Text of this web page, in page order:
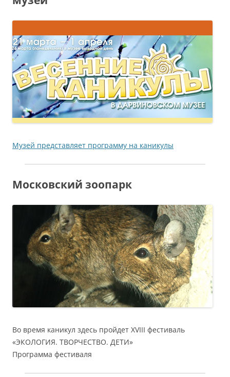
Музей представляет программу на каникулы
Московский зоопарк
Во время каникул здесь пройдет XVIII фестиваль
«ЭКОЛОГИЯ. ТВОРЧЕСТВО. ДЕТИ»
Программа фестиваля